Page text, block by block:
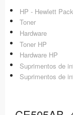
HP - Hewlett
Toner
Hardware
Toner HP
Hardware HP
Suprimentos de
Suprimentos de